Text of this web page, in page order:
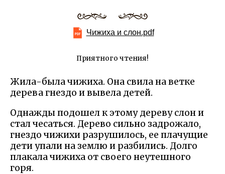
Чижиха и слон.pdf
Приятного чтения!
Жила-была чижиха. Она свила на ветке
дерева гнездо и вывела детей.
Однажды подошел к этому дереву слон и
стал чесаться. Дерево сильно задрожало,
гнездо чижихи разрушилось, ее плачущие
дети упали на землю и разбились. Долго
плакала чижиха от своего неутешного
горя.